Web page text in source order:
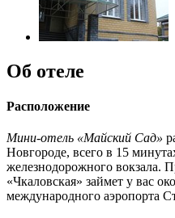
Об отеле
Расположение
Мини-отель «Майский Сад»
Новгороде, всего в 15
железнодорожного вокзала.
«Чкаловская» займет у вас
международного аэропорта